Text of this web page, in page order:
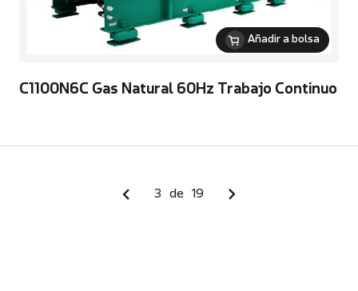
Añadir a bolsa
C1100N6C Gas Natural 60Hz Trabajo Continuo
3 de 19